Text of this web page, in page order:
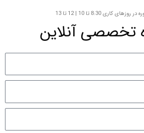
کاری 8:30 تا 10 | 12 تا 13
تخصصی آنلاین